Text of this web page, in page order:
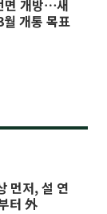
면 개방⋯새
개통 목표
먼저, 설 연
터 外